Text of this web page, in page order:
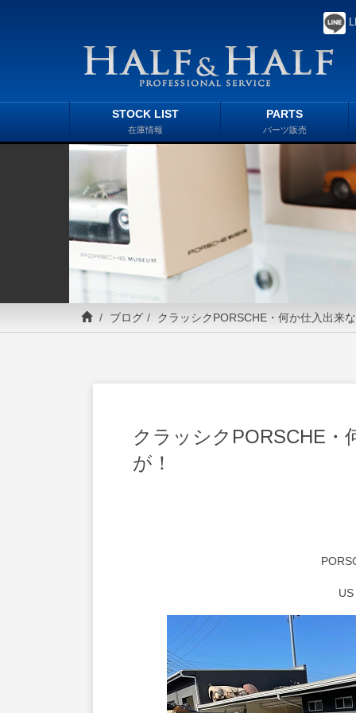
STOCK LIST
在庫情報
PARTS
パーツ販売
ブログ クラッシクPORSCHE・何か仕入出来
クラッシクPORSCHE・
が！